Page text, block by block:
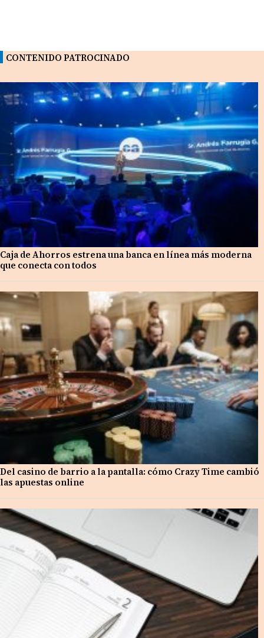
CONTENIDO PATROCINADO
Caja de Ahorros estrena una banca en línea más moderna
que conecta con todos
Del casino de barrio a la pantalla: cómo Crazy Time cambió
las apuestas online